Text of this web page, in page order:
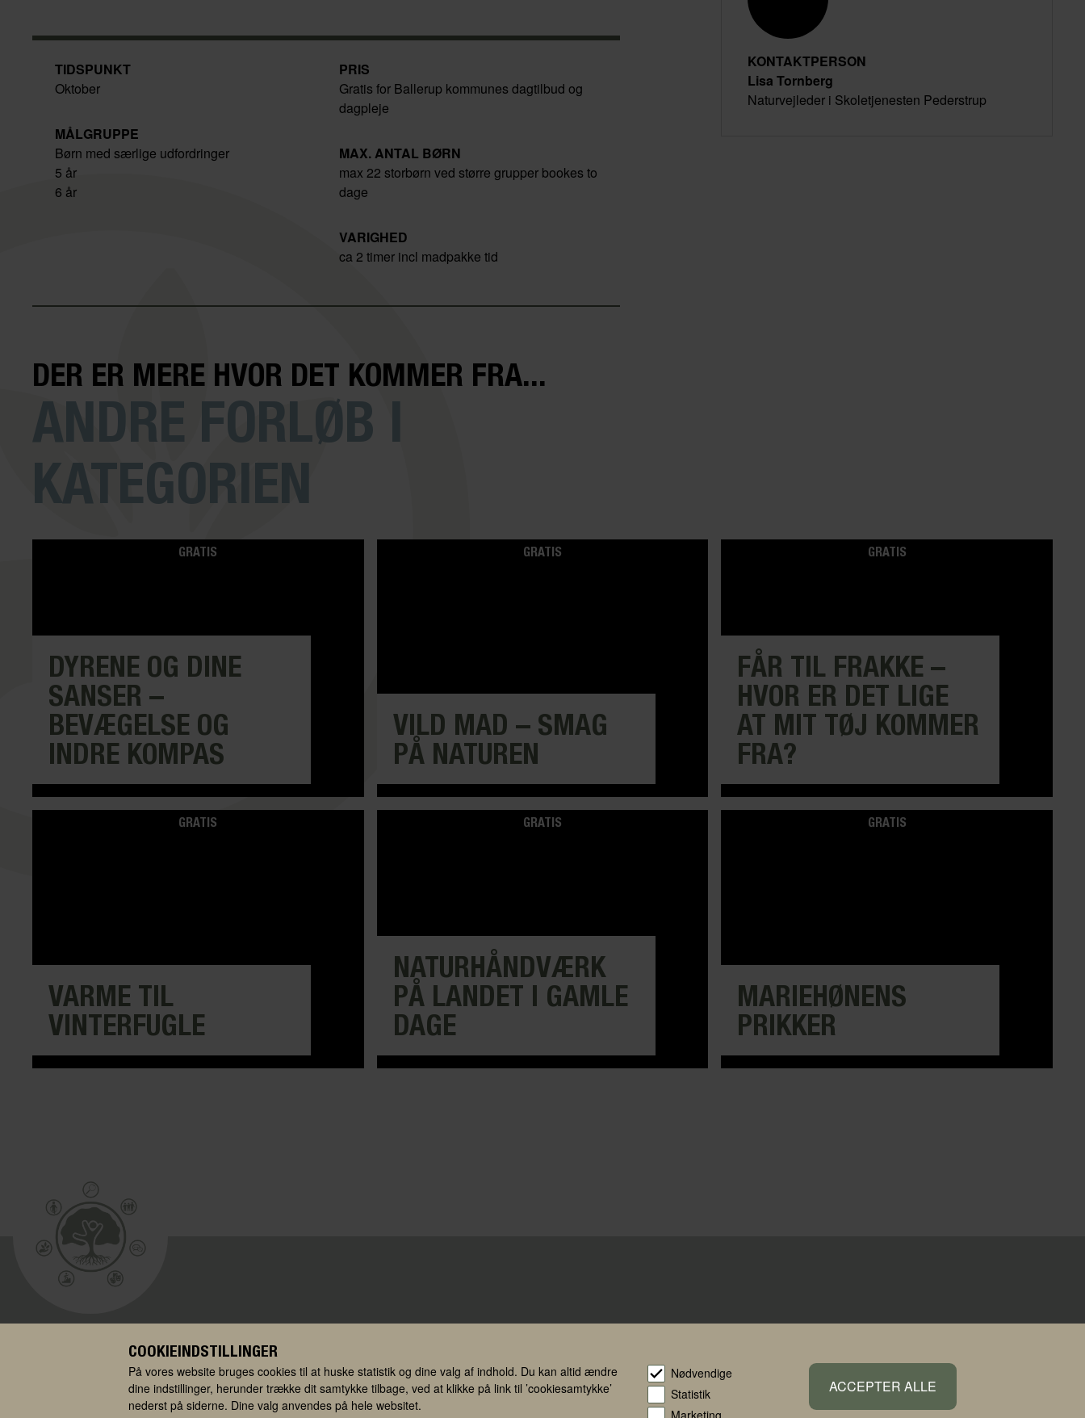
TIDSPUNKT
Oktober
MÅLGRUPPE
Børn med særlige udfordringer
5 år
6 år
PRIS
Gratis for Ballerup kommunes dagtilbud og
dagpleje
MAX. ANTAL BØRN
max 22 storbørn ved større grupper bookes to
dage
VARIGHED
ca 2 timer incl madpakke tid
KONTAKTPERSON
Lisa Tornberg
Naturvejleder i Skoletjenesten Pederstrup
DER ER MERE HVOR DET KOMMER FRA...
ANDRE FORLØB I
KATEGORIEN
GRATIS
DYRENE OG DINE
SANSER –
BEVÆGELSE OG
INDRE KOMPAS
GRATIS
VILD MAD – SMAG
PÅ NATUREN
GRATIS
FÅR TIL FRAKKE –
HVOR ER DET LIGE
AT MIT TØJ KOMMER
FRA?
GRATIS
VARME TIL
VINTERFUGLE
GRATIS
NATURHÅNDVÆRK
PÅ LANDET I GAMLE
DAGE
GRATIS
MARIEHØNENS
PRIKKER
Dagtilbud i Virkeligheden
Ballerup Kommune
Persondatapolitik Cookiepolitik Cookiesamtykke
COOKIEINDSTILLINGER
På vores website bruges cookies til at huske statistik og dine valg af indhold. Du kan altid ændre
dine indstillinger, herunder trække dit samtykke tilbage, ved at klikke på link til ’cookiesamtykke’
nederst på siderne. Dine valg anvendes på hele websitet.
Nødvendige
Statistik
Marketing
ACCEPTER ALLE